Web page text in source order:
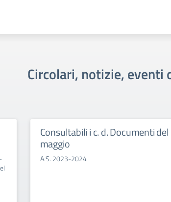
Circolari, notizie, eventi
Consultabili i c. d. Documenti
maggio
A.S. 2023-2024